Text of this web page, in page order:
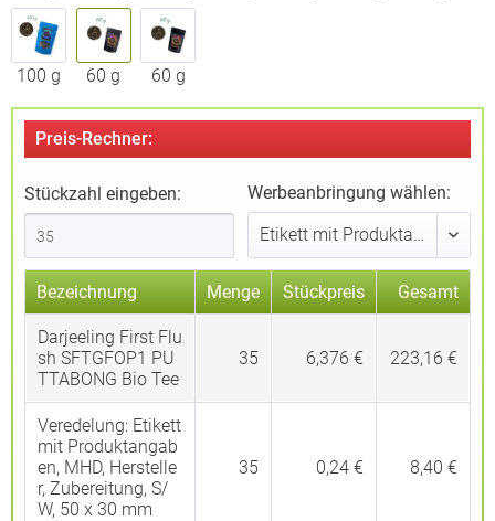
100 g 60 g 60 g
Preis-Rechner:
Stückzahl eingeben: Werbeanbringung wählen:
Bezeichnung Menge Stückpreis Gesamt
Darjeeling First Flu
sh SFTGFOP1 PU
TTABONG Bio Tee
35 6,376 € 223,16 €
Veredelung: Etikett
mit Produktangab
en, MHD, Herstelle
r, Zubereitung, S/
W, 50 x 30 mm
35 0,24 € 8,40 €